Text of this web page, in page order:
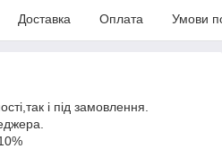
Доставка Оплата Умови
і під замовлення.